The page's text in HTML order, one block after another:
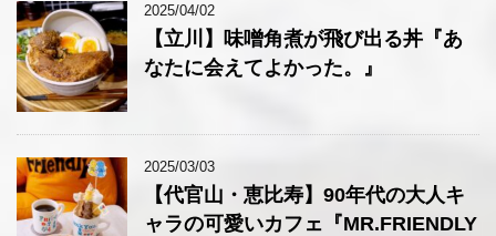
2025/04/02
【立川】味噌角煮が飛び出る丼『あ
なたに会えてよかった。』
2025/03/03
【代官山・恵比寿】90年代の大人キ
ャラの可愛いカフェ『MR.FRIENDLY